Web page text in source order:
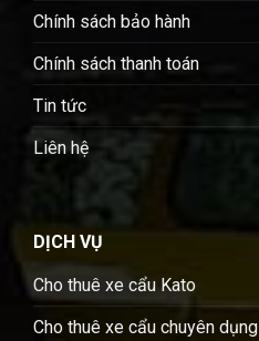
Chính sách bảo hành
Chính sách thanh toán
Tin tức
Liên hệ
DỊCH VỤ
Cho thuê xe cẩu Kato
Cho thuê xe cẩu chuyên dụng